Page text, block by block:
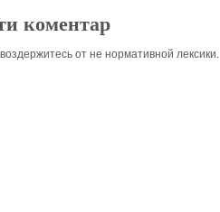
коментар
от не нормативной лексики.